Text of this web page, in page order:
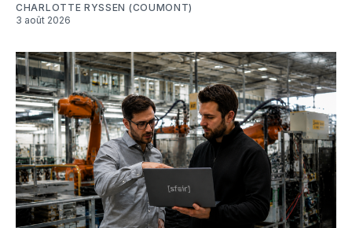
CHARLOTTE RYSSEN (COUMONT)
3 août 2026